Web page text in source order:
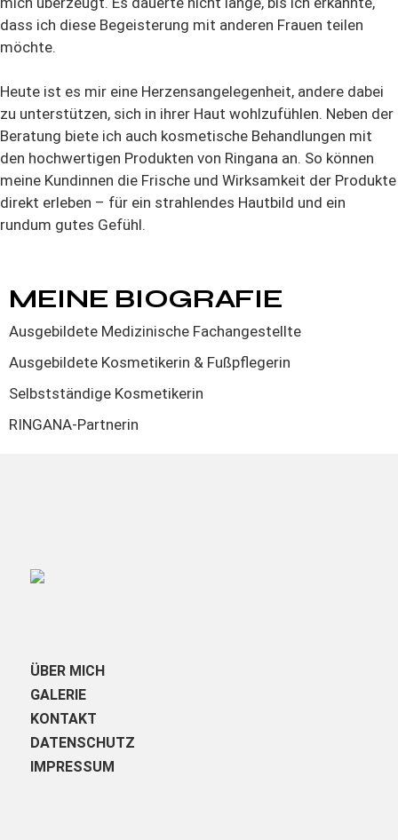
dass ich diese Begeisterung mit anderen Frauen teilen
möchte.
Heute ist es mir eine Herzensangelegenheit, andere dabei
zu unterstützen, sich in ihrer Haut wohlzufühlen. Neben der
Beratung biete ich auch kosmetische Behandlungen mit
den hochwertigen Produkten von Ringana an. So können
meine Kundinnen die Frische und Wirksamkeit der Produkte
direkt erleben – für ein strahlendes Hautbild und ein
rundum gutes Gefühl.
MEINE BIOGRAFIE
Ausgebildete Medizinische Fachangestellte
Ausgebildete Kosmetikerin & Fußpflegerin
Selbstständige Kosmetikerin
RINGANA-Partnerin
ÜBER MICH
GALERIE
KONTAKT
DATENSCHUTZ
IMPRESSUM